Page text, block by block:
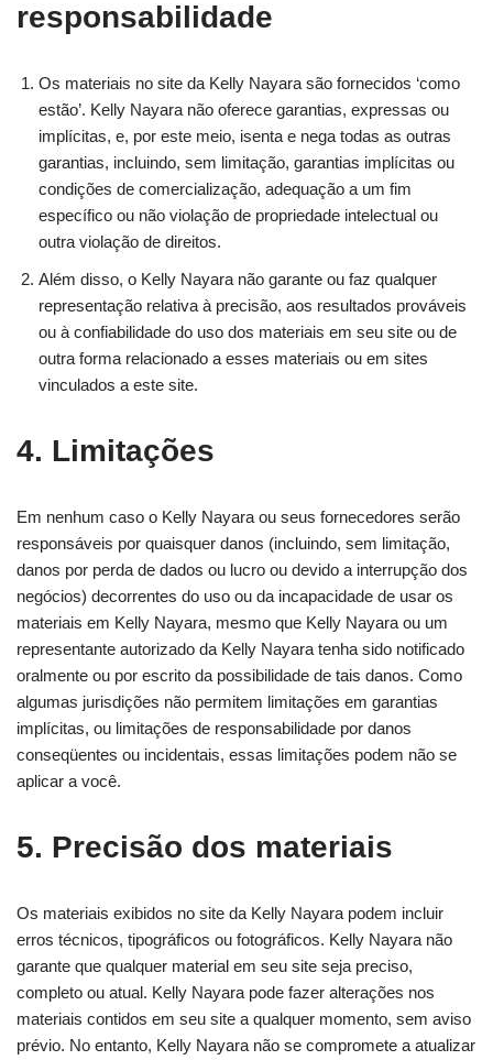
responsabilidade
Os materiais no site da Kelly Nayara são fornecidos ‘como
estão’. Kelly Nayara não oferece garantias, expressas ou
implícitas, e, por este meio, isenta e nega todas as outras
garantias, incluindo, sem limitação, garantias implícitas ou
condições de comercialização, adequação a um fim
específico ou não violação de propriedade intelectual ou
outra violação de direitos.
Além disso, o Kelly Nayara não garante ou faz qualquer
representação relativa à precisão, aos resultados prováveis ​​
ou à confiabilidade do uso dos materiais em seu site ou de
outra forma relacionado a esses materiais ou em sites
vinculados a este site.
4. Limitações
Em nenhum caso o Kelly Nayara ou seus fornecedores serão
responsáveis ​​por quaisquer danos (incluindo, sem limitação,
danos por perda de dados ou lucro ou devido a interrupção dos
negócios) decorrentes do uso ou da incapacidade de usar os
materiais em Kelly Nayara, mesmo que Kelly Nayara ou um
representante autorizado da Kelly Nayara tenha sido notificado
oralmente ou por escrito da possibilidade de tais danos. Como
algumas jurisdições não permitem limitações em garantias
implícitas, ou limitações de responsabilidade por danos
conseqüentes ou incidentais, essas limitações podem não se
aplicar a você.
5. Precisão dos materiais
Os materiais exibidos no site da Kelly Nayara podem incluir
erros técnicos, tipográficos ou fotográficos. Kelly Nayara não
garante que qualquer material em seu site seja preciso,
completo ou atual. Kelly Nayara pode fazer alterações nos
materiais contidos em seu site a qualquer momento, sem aviso
prévio. No entanto, Kelly Nayara não se compromete a atualizar